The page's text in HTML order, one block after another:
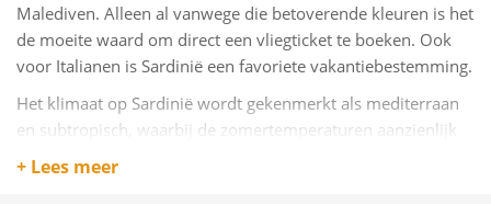
Malediven. Alleen al vanwege die betoverende kleuren is het
de moeite waard om direct een vliegticket te boeken. Ook
voor Italianen is Sardinië een favoriete vakantiebestemming.
Het klimaat op Sardinië wordt gekenmerkt als mediterraan
en subtropisch, waarbij de zomertemperaturen aanzienlijk
stijgen. Gelukkig brengt de 'maestrale', de wind die over
+ Lees meer